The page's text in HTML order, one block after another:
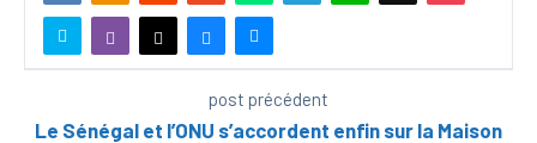
post précédent
Le Sénégal et l’ONU s’accordent enfin sur la Maison